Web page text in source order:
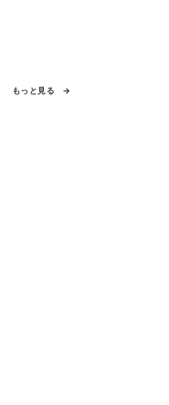
もっと見る